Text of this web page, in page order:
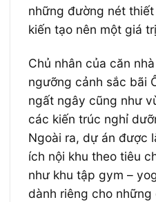
những đường nét
kiến tạo nên một giá
Chủ nhân của căn
ngưỡng cảnh sắc bãi
ngất ngây cũng như
các kiến trúc nghỉ
Ngoài ra, dự án được
ích nội khu theo tiêu
như khu tập gym –
dành riêng cho